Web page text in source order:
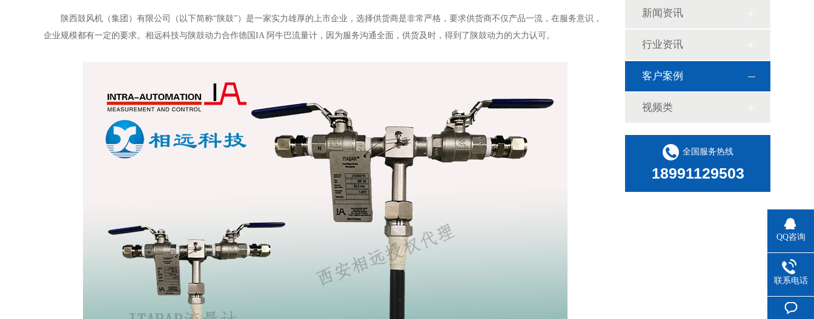
陕西鼓风机（集团）有限公司（以下简称“陕鼓”）是一家实力雄厚的上市企业，选择供货商是非常严格，要求供货商不仅产品一流，在服务意识，
企业规模都有一定的要求。相远科技与陕鼓动力合作德国IA 阿牛巴流量计，因为服务沟通全面，供货及时，得到了陕鼓动力的大力认可。
新闻资讯
行业资讯
客户案例
视频类
全国服务热线
18991129503
QQ咨询
联系电话